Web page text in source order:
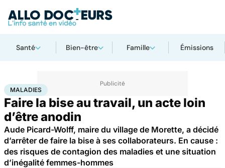
Santé Bien-être Famille Émissions
AccueilSanté Maladies
MALADIES
Faire la bise au travail, un acte loin
d’être anodin
Aude Picard-Wolff, maire du village de Morette, a décidé
d’arrêter de faire la bise à ses collaborateurs. En cause :
des risques de contagion des maladies et une situation
d’inégalité femmes-hommes